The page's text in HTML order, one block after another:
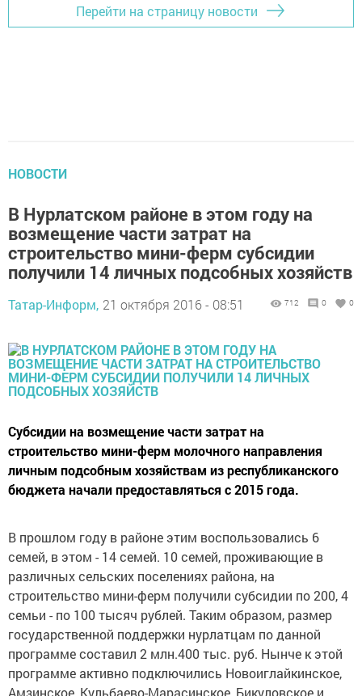
Перейти на страницу новости
НОВОСТИ
В Нурлатском районе в этом году на
возмещение части затрат на
строительство мини-ферм субсидии
получили 14 личных подсобных хозяйств
Татар-Информ, 21 октября 2016 - 08:51 712 0 0
Субсидии на возмещение части затрат на
строительство мини-ферм молочного направления
личным подсобным хозяйствам из республиканского
бюджета начали предоставляться с 2015 года.
В прошлом году в районе этим воспользовались 6
семей, в этом - 14 семей. 10 семей, проживающие в
различных сельских поселениях района, на
строительство мини-ферм получили субсидии по 200, 4
семьи - по 100 тысяч рублей. Таким образом, размер
государственной поддержки нурлатцам по данной
программе составил 2 млн.400 тыс. руб. Нынче к этой
программе активно подключились Новоиглайкинское,
Амзинское, Кульбаево-Марасинское, Бикуловское и